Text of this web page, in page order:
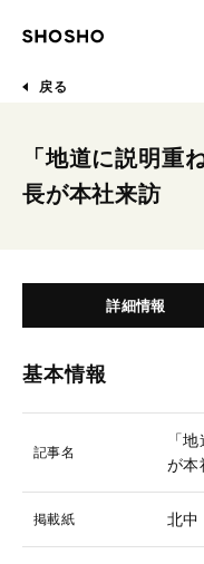
戻る
「地道に説明
長が本社来訪
詳細情報
基本情報
記事名
「
が本
掲載紙 北中